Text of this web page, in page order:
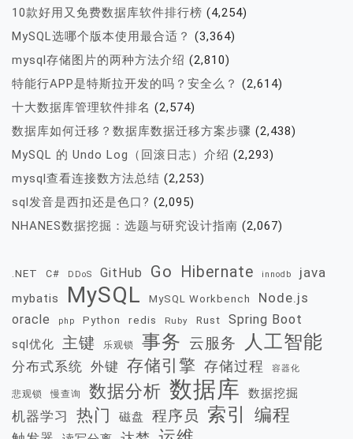
10款好用又免费数据库软件排行榜 (4,254)
MySQL选哪个版本使用最合适？ (3,364)
mysql存储图片的两种方法介绍 (2,810)
特能行APP是特斯拉开发的吗？安全么？ (2,614)
十大数据库管理软件排名 (2,574)
数据库如何迁移？数据库数据迁移方案步骤 (2,438)
MySQL 的 Undo Log（回滚日志）介绍 (2,293)
mysql查看连接数方法总结 (2,253)
sql发音是西扣还是色口? (2,095)
NHANES数据挖掘：选题与研究设计指南 (2,067)
.NET C# DDoS GitHub Go Hibernate innodb java
mybatis MySQL MySQL Workbench Node.js
oracle php Python redis Ruby Rust Spring Boot
sql优化 主键 乐观锁 事务 云服务 人工智能
分布式系统 外键 存储引擎 存储过程 容器化
悲观锁 慢查询 数据分析 数据库 数据挖掘
机器学习 热门 磁盘 程序员 索引 编程